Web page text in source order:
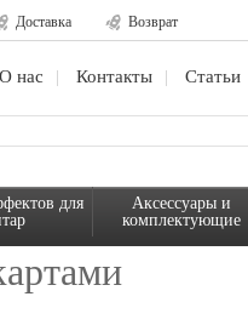
Доставка Возврат
О нас Контакты Статьи
для
Аксессуары и
комплектующие